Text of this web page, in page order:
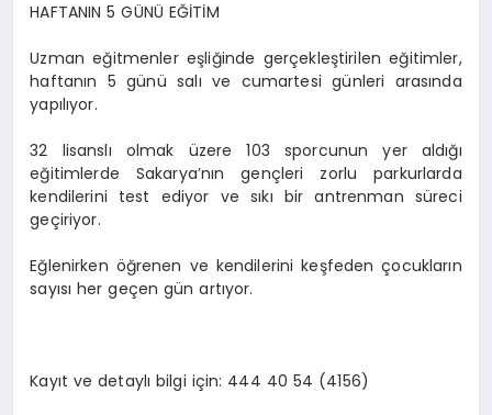
HAFTANIN 5 GÜNÜ EĞİTİM
Uzman eğitmenler eşliğinde gerçekleştirilen eğitimler,
haftanın 5 günü salı ve cumartesi günleri arasında
yapılıyor.
32 lisanslı olmak üzere 103 sporcunun yer aldığı
eğitimlerde Sakarya’nın gençleri zorlu parkurlarda
kendilerini test ediyor ve sıkı bir antrenman süreci
geçiriyor.
Eğlenirken öğrenen ve kendilerini keşfeden çocukların
sayısı her geçen gün artıyor.
Kayıt ve detaylı bilgi için: 444 40 54 (4156)